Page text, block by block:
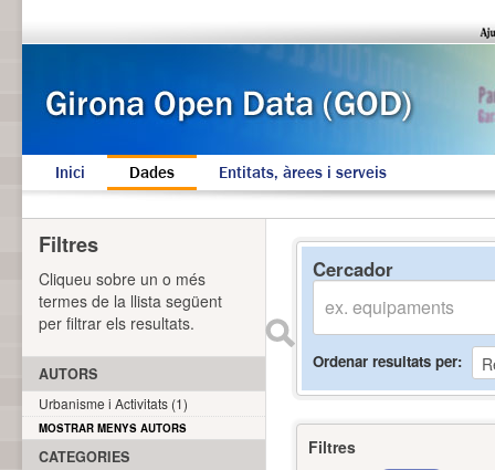
Inici Dades Entitats, àrees i serveis
Cercador
Ordenar resultats per
Filtres
Filtres
Cliqueu sobre un o més
termes de la llista següent
per filtrar els resultats.
AUTORS
Urbanisme i Activitats (1)
MOSTRAR MENYS AUTORS
CATEGORIES